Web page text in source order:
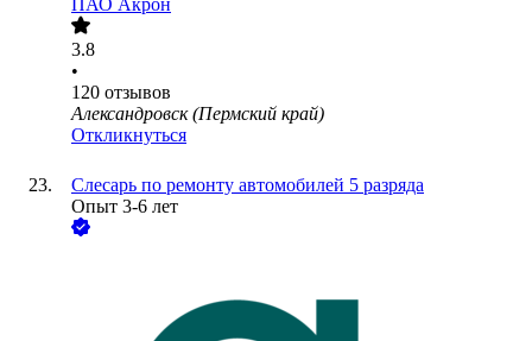
ПАО Акрон
3.8
•
120 отзывов
Александровск (Пермский край)
Откликнуться
Слесарь по ремонту автомобилей 5 разряда
Опыт 3-6 лет